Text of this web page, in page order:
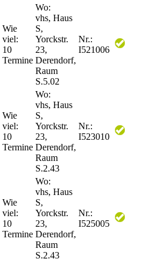
Wie
viel:
10
Termine
Wo:
vhs, Haus
S,
Yorckstr.
23,
Derendorf,
Raum
S.5.02
Nr.:
I521006
Wie
viel:
10
Termine
Wo:
vhs, Haus
S,
Yorckstr.
23,
Derendorf,
Raum
S.2.43
Nr.:
I523010
Wie
viel:
10
Termine
Wo:
vhs, Haus
S,
Yorckstr.
23,
Derendorf,
Raum
S.2.43
Nr.:
I525005